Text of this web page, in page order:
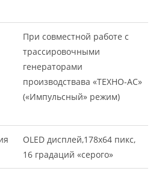
При совместной работе с
трассировочными
генераторами
производствава «ТЕХНО-АС»
(«Импульсный» режим)
OLED дисплей,178х64 пикс,
16 градаций «серого»